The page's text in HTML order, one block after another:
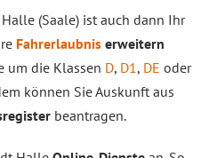
(Saale) ist auch dann Ihr
Fahrerlaubnis erweitern
um die Klassen D, D1, DE oder
können Sie Auskunft aus
beantragen.